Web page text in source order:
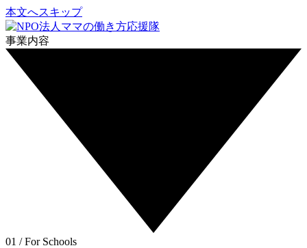
本文へスキップ
事業内容
01 / For Schools